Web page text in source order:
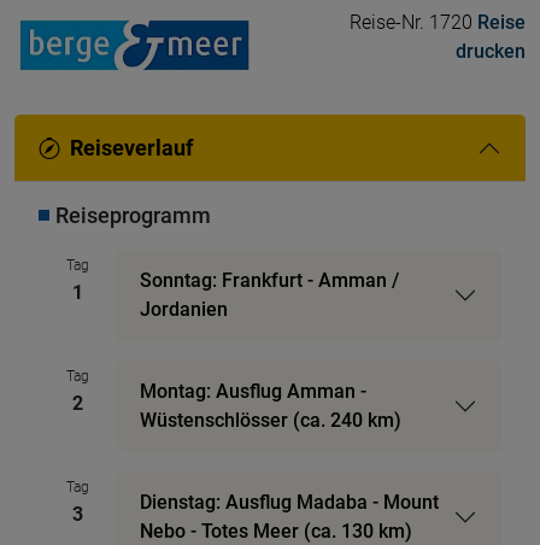
Reise-Nr. 1720 Reise
drucken
Reiseverlauf
Reiseprogramm
Tag
1
Sonntag: Frankfurt - Amman /
Jordanien
Tag
2
Montag: Ausflug Amman -
Wüstenschlösser (ca. 240 km)
Tag
3
Dienstag: Ausflug Madaba - Mount
Nebo - Totes Meer (ca. 130 km)